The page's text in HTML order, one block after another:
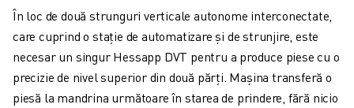
În loc de două strunguri verticale autonome interconectate,
care cuprind o stație de automatizare și de strunjire, este
necesar un singur Hessapp DVT pentru a produce piese cu o
precizie de nivel superior din două părți. Mașina transferă o
piesă la mandrina următoare în starea de prindere, fără nicio